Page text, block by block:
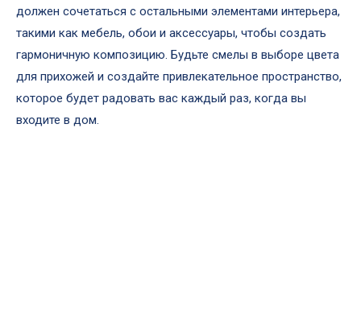
должен сочетаться с остальными элементами интерьера,
такими как мебель, обои и аксессуары, чтобы создать
гармоничную композицию. Будьте смелы в выборе цвета
для прихожей и создайте привлекательное пространство,
которое будет радовать вас каждый раз, когда вы
входите в дом.